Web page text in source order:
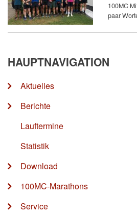
100MC
paar
HAUPTNAVIGATION
Aktuelles
Berichte
Lauftermine
Statistik
Download
100MC-Marathons
Service